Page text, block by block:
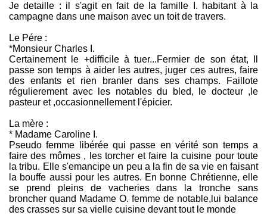
Je detaille : il s'agit en fait de la famille I. habitant à la
campagne dans une maison avec un toit de travers.
Le Pére :
*Monsieur Charles I.
Certainement le +difficile à tuer...Fermier de son état, Il
passe son temps à aider les autres, juger ces autres, faire
des enfants et rien branler dans ses champs. Faillote
régulierement avec les notables du bled, le docteur ,le
pasteur et ,occasionnellement l'épicier.
La mère :
* Madame Caroline I.
Pseudo femme libérée qui passe en vérité son temps a
faire des mômes , les torcher et faire la cuisine pour toute
la tribu. Elle s'emancipe un peu a la fin de sa vie en faisant
la bouffe aussi pour les autres. En bonne Chrétienne, elle
se prend pleins de vacheries dans la tronche sans
broncher quand Madame O. femme de notable,lui balance
des crasses sur sa vielle cuisine devant tout le monde